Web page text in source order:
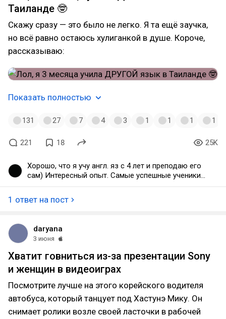
Таиланде 🤓
Скажу сразу — это было не легко. Я та ещё заучка,
но всё равно остаюсь хулиганкой в душе. Короче,
рассказываю:
Показать полностью
131 27 7 4 3 1 1 1 1
221 18 25K
Хорошо, что я учу англ. яз с 4 лет и преподаю его
сам) Интересный опыт. Самые успешные ученики -
не те, кому "надо", а те, кому "интересно".
1 ответ на пост
daryana
3 июня
Хватит говниться из-за презентации Sony
и женщин в видеоиграх
Посмотрите лучше на этого корейского водителя
автобуса, который танцует под Хастунэ Мику. Он
снимает ролики возле своей ласточки в рабочей